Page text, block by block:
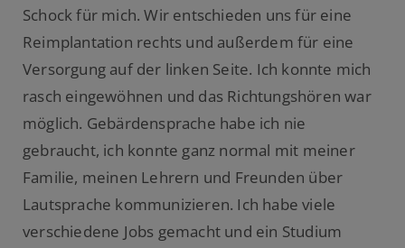
Schock für mich. Wir entschieden uns für eine
Reimplantation rechts und außerdem für eine
Versorgung auf der linken Seite. Ich konnte mich
rasch eingewöhnen und das Richtungshören war
möglich. Gebärdensprache habe ich nie
gebraucht, ich konnte ganz normal mit meiner
Familie, meinen Lehrern und Freunden über
Lautsprache kommunizieren. Ich habe viele
verschiedene Jobs gemacht und ein Studium